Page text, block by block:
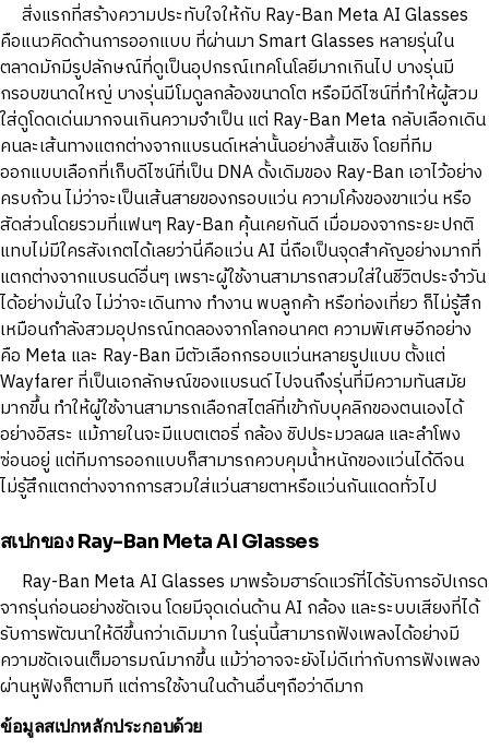
สิ่งแรกที่สร้างความประทับใจให้กับ Ray-Ban Meta AI Glasses
คือแนวคิดด้านการออกแบบ ที่ผ่านมา Smart Glasses หลายรุ่นใน
ตลาดมักมีรูปลักษณ์ที่ดูเป็นอุปกรณ์เทคโนโลยีมากเกินไป บางรุ่นมี
กรอบขนาดใหญ่ บางรุ่นมีโมดูลกล้องขนาดโต หรือมีดีไซน์ที่ทำให้ผู้สวม
ใส่ดูโดดเด่นมากจนเกินความจำเป็น แต่ Ray-Ban Meta กลับเลือกเดิน
คนละเส้นทางแตกต่างจากแบรนด์เหล่านั้นอย่างสิ้นเชิง โดยที่ทีม
ออกแบบเลือกที่เก็บดีไซน์ที่เป็น DNA ดั้งเดิมของ Ray-Ban เอาไว้อย่าง
ครบถ้วน ไม่ว่าจะเป็นเส้นสายของกรอบแว่น ความโค้งของขาแว่น หรือ
สัดส่วนโดยรวมที่แฟนๆ Ray-Ban คุ้นเคยกันดี เมื่อมองจากระยะปกติ
แทบไม่มีใครสังเกตได้เลยว่านี่คือแว่น AI นี่ถือเป็นจุดสำคัญอย่างมากที่
แตกต่างจากแบรนด์อื่นๆ เพราะผู้ใช้งานสามารถสวมใส่ในชีวิตประจำวัน
ได้อย่างมั่นใจ ไม่ว่าจะเดินทาง ทำงาน พบลูกค้า หรือท่องเที่ยว ก็ไม่รู้สึก
เหมือนกำลังสวมอุปกรณ์ทดลองจากโลกอนาคต ความพิเศษอีกอย่าง
คือ Meta และ Ray-Ban มีตัวเลือกกรอบแว่นหลายรูปแบบ ตั้งแต่
Wayfarer ที่เป็นเอกลักษณ์ของแบรนด์ ไปจนถึงรุ่นที่มีความทันสมัย
มากขึ้น ทำให้ผู้ใช้งานสามารถเลือกสไตล์ที่เข้ากับบุคลิกของตนเองได้
อย่างอิสระ แม้ภายในจะมีแบตเตอรี่ กล้อง ชิปประมวลผล และลำโพง
ซ่อนอยู่ แต่ทีมการออกแบบก็สามารถควบคุมน้ำหนักของแว่นได้ดีจน
ไม่รู้สึกแตกต่างจากการสวมใส่แว่นสายตาหรือแว่นกันแดดทั่วไป
สเปกของ Ray-Ban Meta AI Glasses
Ray-Ban Meta AI Glasses มาพร้อมฮาร์ดแวร์ที่ได้รับการอัปเกรด
จากรุ่นก่อนอย่างชัดเจน โดยมีจุดเด่นด้าน AI กล้อง และระบบเสียงที่ได้
รับการพัฒนาให้ดีขึ้นกว่าเดิมมาก ในรุ่นนี้สามารถฟังเพลงได้อย่างมี
ความชัดเจนเต็มอารมณ์มากขึ้น แม้ว่าอาจจะยังไม่ดีเท่ากับการฟังเพลง
ผ่านหูฟังก็ตามที แต่การใช้งานในด้านอื่นๆถือว่าดีมาก
ข้อมูลสเปกหลักประกอบด้วย